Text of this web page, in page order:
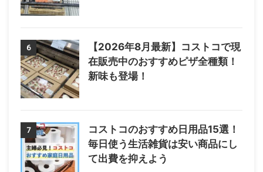
6
【2026年8月最新】コストコで現
在販売中のおすすめピザ全種類！
新味も登場！
7
コストコのおすすめ日用品15選！
毎日使う生活雑貨は安い商品にし
て出費を抑えよう